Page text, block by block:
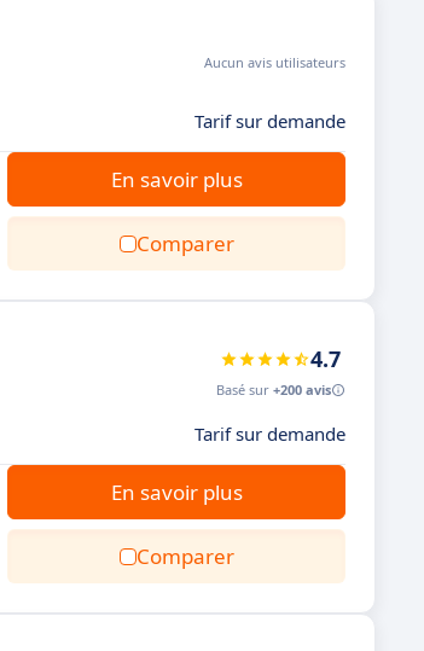
Aucun avis utilisateurs
Tarif sur demande
En savoir plus
Comparer
4.7
Basé sur +200 avis
Tarif sur demande
En savoir plus
Comparer